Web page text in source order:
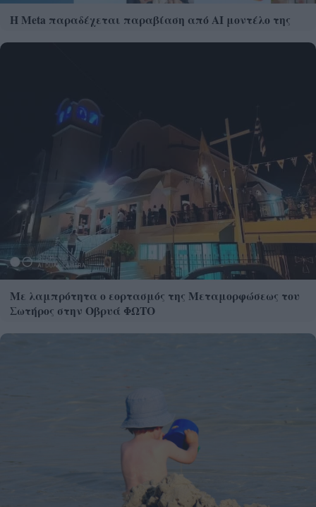
Η Meta παραδέχεται παραβίαση από AI μοντέλο της
Με λαμπρότητα ο εορτασμός της Μεταμορφώσεως του
Σωτήρος στην Οβρυά ΦΩΤΟ